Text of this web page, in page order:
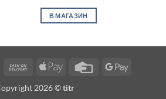
В МАГАЗИН
MasterCardCash
Delivery
Apple
Credit
Google
2026 ©titr